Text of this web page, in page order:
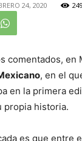
24, 2020
comentados, en
, en el
en la primera
propia historia.
es que entre